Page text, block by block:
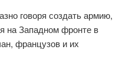
говоря создать армию,
на Западном фронте в
французов и их